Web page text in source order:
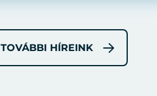
TOVÁBBI HÍREINK